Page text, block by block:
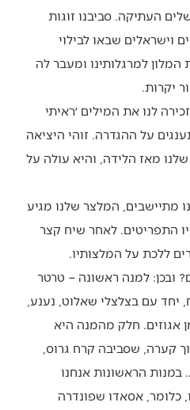
העתיקה. סביבנו זוגות
וישראלים שבאו לבילוי
המלון למרגלותינו ומעבר לה
יקרות.
לנו את המילים ׳ראיתי
על ההגדרה. זוהי היציאה
מאז הלידה, והיא עולה על
מתיישבים, המלצר שלנו מגיע
התפריטים. לאחר שיח קצר
ללכת על המלצותיו.
ובכן: למנה ראשונה – טרטר
יחד עם בצלצלי שאלוט, נענע,
אגוזים. חלק מהמנה היא
קערה, שסביבה קרח גרוס,
במנות הראשונות אנחנו
כלומר, אסאדו שפונדרה